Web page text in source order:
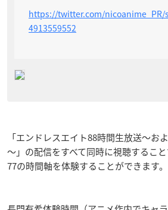
https://twitter.com/nicoanime_PR/
4913559552
「エンドレスエイト88時間生放送～お
～」の配信をすべて同時に視聴するこ
77の時間軸を体験することができます。